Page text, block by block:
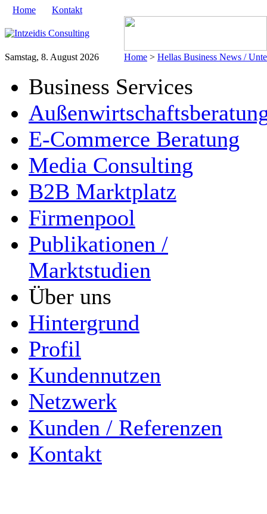
Home Kontakt
Samstag, 8. August 2026 Home > Hellas Business News /
Business Services
E-Commerce Beratung
Media Consulting
B2B Marktplatz
Firmenpool
Publikationen /
Marktstudien
Über uns
Hintergrund
Profil
Kundennutzen
Netzwerk
Kunden / Referenzen
Kontakt